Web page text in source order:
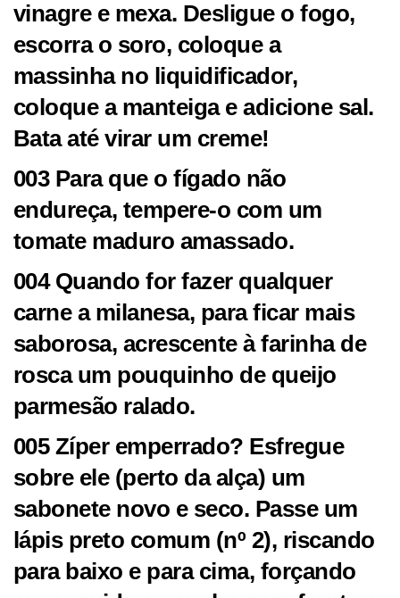
vinagre e mexa. Desligue o fogo,
escorra o soro, coloque a
massinha no liquidificador,
coloque a manteiga e adicione sal.
Bata até virar um creme!
003 Para que o fígado não
endureça, tempere-o com um
tomate maduro amassado.
004 Quando for fazer qualquer
carne a milanesa, para ficar mais
saborosa, acrescente à farinha de
rosca um pouquinho de queijo
parmesão ralado.
005 Zíper emperrado? Esfregue
sobre ele (perto da alça) um
sabonete novo e seco. Passe um
lápis preto comum (nº 2), riscando
para baixo e para cima, forçando